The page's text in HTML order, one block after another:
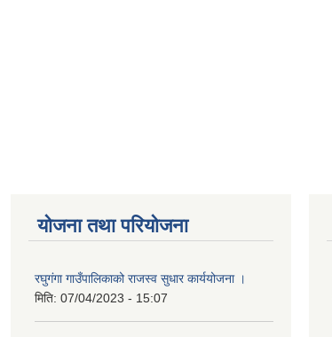
योजना तथा परियोजना
रघुगंगा गाउँपालिकाको राजस्व सुधार कार्ययोजना ।
मिति: 07/04/2023 - 15:07